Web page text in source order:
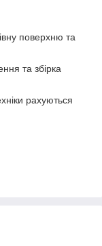
поверхню та
та збірка
рахуються